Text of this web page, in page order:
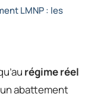
LMNP : les
régime réel
abattement